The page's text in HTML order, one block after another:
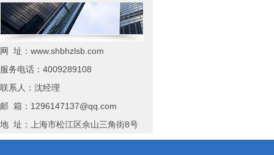
网 址：www.shbhzlsb.com
服务电话：4009289108
联系人：沈经理
邮 箱：1296147137@qq.com
地 址：上海市松江区佘山三角街8号